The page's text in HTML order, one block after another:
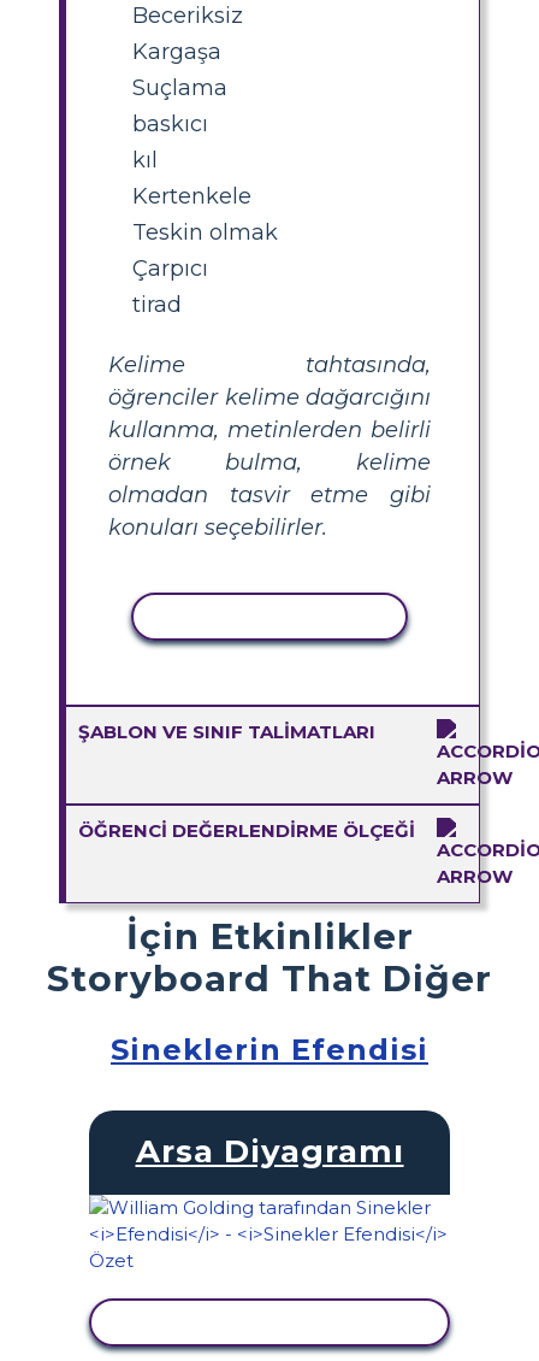
Beceriksiz
Kargaşa
Suçlama
baskıcı
kıl
Kertenkele
Teskin olmak
Çarpıcı
tirad
Kelime tahtasında,
öğrenciler kelime dağarcığını
kullanma, metinlerden belirli
örnek bulma, kelime
olmadan tasvir etme gibi
konuları seçebilirler.
ŞABLON VE SINIF TALIMATLARI
ÖĞRENCI DEĞERLENDIRME ÖLÇEĞI
İçin Etkinlikler
Storyboard That Diğer
Sineklerin Efendisi
Arsa Diyagramı